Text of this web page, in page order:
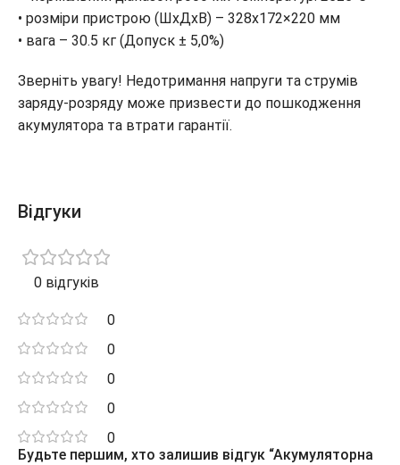
• розміри пристрою (ШхДхВ) – 328х172×220 мм
• вага – 30.5 кг (Допуск ± 5,0%)
Зверніть увагу! Недотримання напруги та струмів
заряду-розряду може призвести до пошкодження
акумулятора та втрати гарантії.
Відгуки
0 відгуків
0
0
0
0
0
Будьте першим, хто залишив відгук “Акумуляторна